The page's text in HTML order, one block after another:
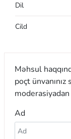
Dil
Cild
Məhsul
poçt ünvanınız
Ad